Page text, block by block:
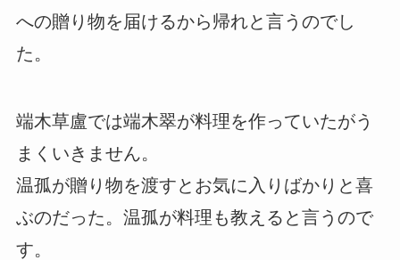
への贈り物を届けるから帰れと言うのでし
た。
端木草盧では端木翠が料理を作っていたがう
まくいきません。
温孤が贈り物を渡すとお気に入りばかりと喜
ぶのだった。温孤が料理も教えると言うので
す。